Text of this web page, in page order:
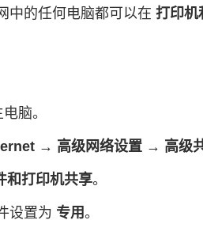
中的任何电脑都可以在 打印机
脑。
→ 高级网络设置 → 高级
和打印机共享。
设置为 专用。